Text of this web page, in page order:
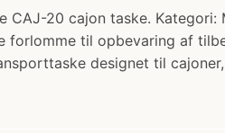
CAJ-20 cajon taske.
forlomme til opbevaring af
designet til